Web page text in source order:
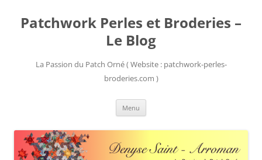
Patchwork Perles et Broderies –
Le Blog
La Passion du Patch Orné ( Website : patchwork-perles-
broderies.com )
Menu